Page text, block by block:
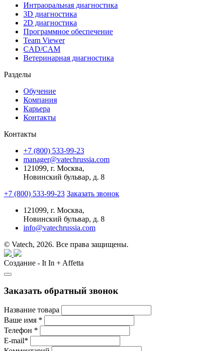
Интраоральная диагностика
3D диагностика
2D диагностика
Программное обеспечение
Team Viewer
CAD/CAM
Ветеринарная диагностика
Разделы
Обучение
Компания
Карьера
Контакты
Контакты
+7 (800) 533-99-23
manager@vatechrussia.com
121099, г. Москва,
Новинский бульвар, д. 8
+7 (800) 533-99-23 Заказать звонок
121099, г. Москва,
Новинский бульвар, д. 8
info@vatechrussia.com
© Vatech, 2026. Все права защищены.
Создание - It In + Affetta
Заказать обратный звонок
Название товара
Ваше имя *
Телефон *
E-mail*